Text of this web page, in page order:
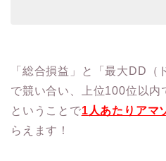
「総合損益」と「最大DD（
で競い合い、上位100位以内
ということで1 人あたりアマ
らえます！